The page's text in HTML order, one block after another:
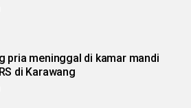
di Karawang